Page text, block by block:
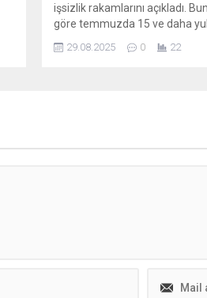
işsizlik rakamlarını açıkladı.
göre temmuzda 15 ve daha
yaştaki kişilerde işsiz sayısı 2025
Temmuz ayında bir önceki aya
29.08.2025 0 22